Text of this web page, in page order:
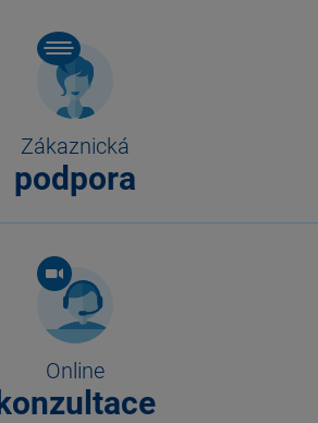
Zákaznická
podpora
Online
konzultace